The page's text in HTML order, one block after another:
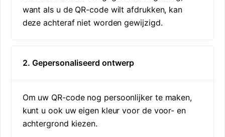
want als u de QR-code wilt afdrukken, kan
deze achteraf niet worden gewijzigd.
2. Gepersonaliseerd ontwerp
Om uw QR-code nog persoonlijker te maken,
kunt u ook uw eigen kleur voor de voor- en
achtergrond kiezen.